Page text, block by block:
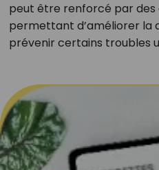
peut être renforcé par des
permettant d’améliorer la
prévenir certains troubles